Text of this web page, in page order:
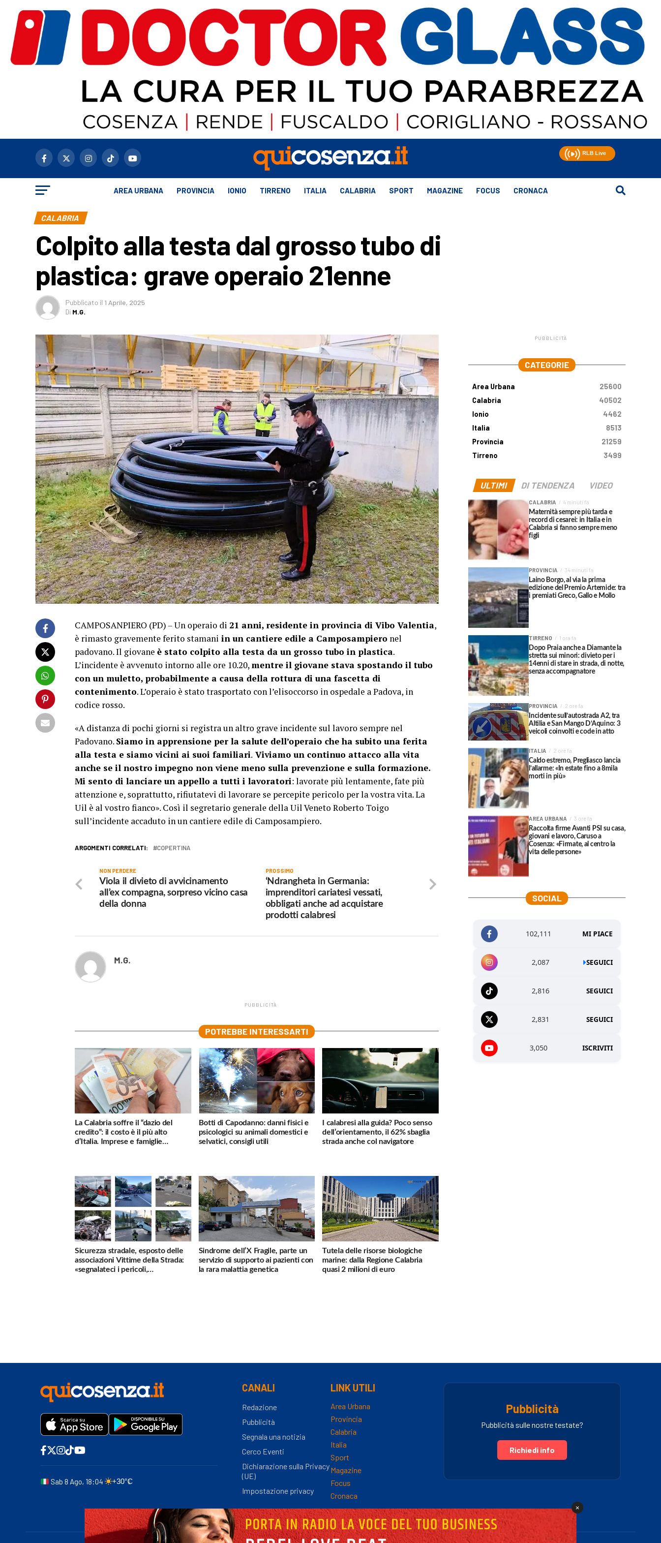
AREA URBANA PROVINCIA IONIO TIRRENO ITALIA CALABRIA SPORT MAGAZINE FOCUS CRONACA
CALABRIA
Colpito alla testa dal grosso tubo di
plastica: grave operaio 21enne
Pubblicato il 1 Aprile, 2025
Di M.G.
CAMPOSANPIERO (PD) – Un operaio di 21 anni, residente in provincia di Vibo Valentia,
è rimasto gravemente ferito stamani in un cantiere edile a Camposampiero nel
padovano. Il giovane è stato colpito alla testa da un grosso tubo in plastica.
L’incidente è avvenuto intorno alle ore 10.20,mentre il giovane stava spostando il tubo
con un muletto, probabilmente a causa della rottura di una fascetta di
contenimento. L’operaio è stato trasportato con l’elisoccorso in ospedale a Padova, in
codice rosso.
«A distanza di pochi giorni si registra un altro grave incidente sul lavoro sempre nel
Padovano. Siamo in apprensione per la salute dell’operaio che ha subito una ferita
alla testa e siamo vicini ai suoi familiari. Viviamo un continuo attacco alla vita
anche se il nostro impegno non viene meno sulla prevenzione e sulla formazione.
Mi sento di lanciare un appello a tutti i lavoratori: lavorate più lentamente, fate più
attenzione e, soprattutto, rifiutatevi di lavorare se percepite pericolo per la vostra vita. La
Uil è al vostro fianco». Così il segretario generale della Uil Veneto Roberto Toigo
sull’incidente accaduto in un cantiere edile di Camposampiero.
ARGOMENTI CORRELATI: COPERTINA
PROSSIMO
‘Ndrangheta in Germania:
imprenditori cariatesi vessati,
obbligati anche ad acquistare
prodotti calabresi
NON PERDERE
Viola il divieto di avvicinamento
all’ex compagna, sorpreso vicino casa
della donna
M.G.
PUBBLICITÀ
POTREBBE INTERESSARTI
La Calabria soffre il “dazio del
credito”: il costo è il più alto
d’Italia. Imprese e famiglie
Botti di Capodanno: danni fisici e
psicologici su animali domestici e
selvatici, consigli utili
I calabresi alla guida? Poco senso
dell’orientamento, il 62% sbaglia
strada anche col navigatore
Sicurezza stradale, esposto delle
associazioni Vittime della Strada:
«segnalateci i pericoli,
Sindrome dell’X Fragile, parte un
servizio di supporto ai pazienti con
la rara malattia genetica
Tutela delle risorse biologiche
marine: dalla Regione Calabria
quasi 2 milioni di euro
PUBBLICITÀ
CATEGORIE
Area Urbana
25600
Calabria
40502
Ionio
4462
Italia
8513
Provincia
21259
Tirreno
3499
ULTIMI DI TENDENZA VIDEO
CALABRIA 4 minuti fa
Maternità sempre più tarda e
record di cesarei: in Italia e in
Calabria si fanno sempre meno
figli
PROVINCIA 34 minuti fa
Laino Borgo, al via la prima
edizione del Premio Artemide: tra
i premiati Greco, Gallo e Mollo
TIRRENO 1 ora fa
Dopo Praia anche a Diamante la
stretta sui minori: divieto per i
14enni di stare in strada, di notte,
senza accompagnatore
PROVINCIA 2 ore fa
Incidente sull’autostrada A2, tra
Altilia e San Mango D’Aquino: 3
veicoli coinvolti e code in atto
ITALIA 2 ore fa
Caldo estremo, Pregliasco lancia
l’allarme: «In estate fino a 8mila
morti in più»
AREA URBANA 3 ore fa
Raccolta firme Avanti PSI su casa,
giovani e lavoro, Caruso a
Cosenza: «Firmate, al centro la
vita delle persone»
SOCIAL
102,111 MI PIACE
2,087 SEGUICI
2,816 SEGUICI
2,831 SEGUICI
3,050 ISCRIVITI
Sab 8 Ago, 18:04 +30°C
CANALI
Redazione
Pubblicità
Segnala una notizia
Cerco Eventi
Dichiarazione sulla Privacy
(UE)
Impostazione privacy
LINK UTILI
Area Urbana
Provincia
Calabria
Italia
Sport
Magazine
Focus
Cronaca
Pubblicità
Pubblicità sulle nostre testate?
Richiedi info
×